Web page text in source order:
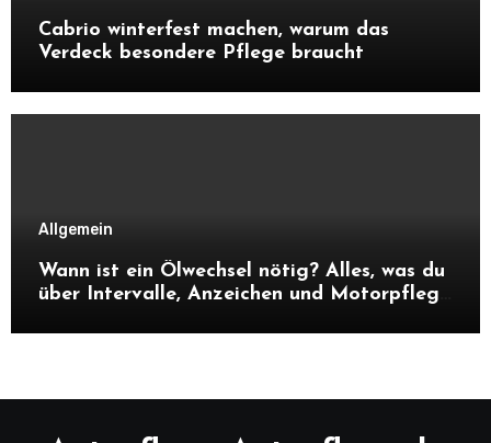
Cabrio winterfest machen, warum das
Verdeck besondere Pflege braucht
Allgemein
Wann ist ein Ölwechsel nötig? Alles, was du
über Intervalle, Anzeichen und Motorpflege